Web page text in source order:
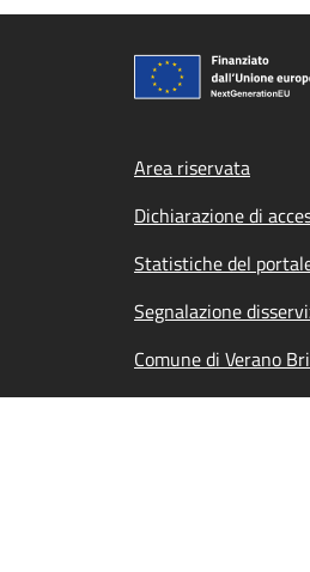
Footer
Area riservata
Dichiarazione di
Statistiche del
Segnalazione
Comune di Verano